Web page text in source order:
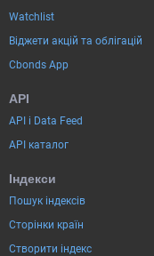
Watchlist
Віджети акцій та облігацій
Cbonds App
API
API і Data Feed
API каталог
Індекси
Пошук індексів
Сторінки країн
Створити індекс